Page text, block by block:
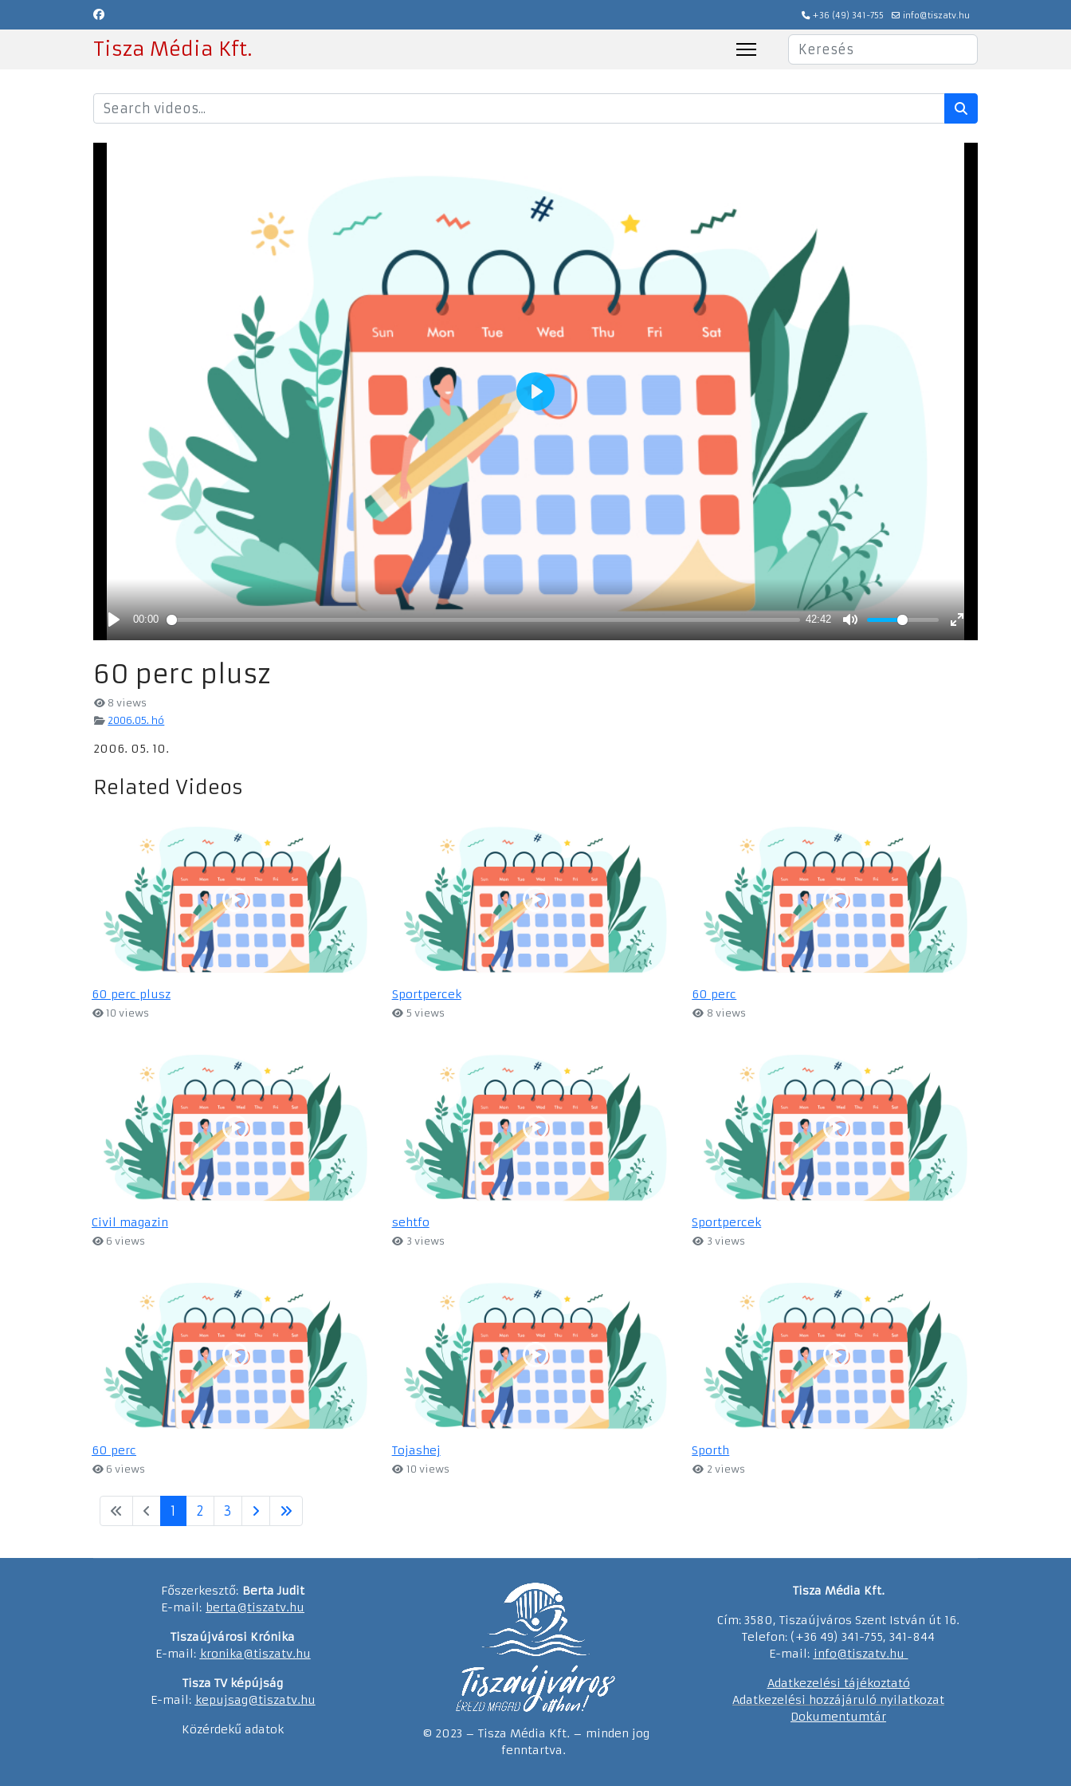
+36 (49) 341-755 info@tiszatv.hu
Tisza Média Kft. Keresés
60 perc plusz
8 views
2006.05. hó
2006. 05. 10.
Related Videos
60 perc plusz
10 views
Sportpercek
5 views
60 perc
8 views
Civil magazin
6 views
sehtfo
3 views
Sportpercek
3 views
60 perc
6 views
Tojashej
10 views
Sporth
2 views
1 2 3
Főszerkesztő: Berta Judit
E-mail: berta@tiszatv.hu
Tiszaújvárosi Krónika
E-mail: kronika@tiszatv.hu
Tisza TV képújság
E-mail: kepujsag@tiszatv.hu
Közérdekű adatok
© 2023 – Tisza Média Kft. – minden jog
fenntartva.
Tisza Média Kft.
Cím: 3580, Tiszaújváros Szent István út 16.
Telefon: (+36 49) 341-755, 341-844
E-mail: info@tiszatv.hu
Adatkezelési tájékoztató
Adatkezelési hozzájáruló nyilatkozat
Dokumentumtár